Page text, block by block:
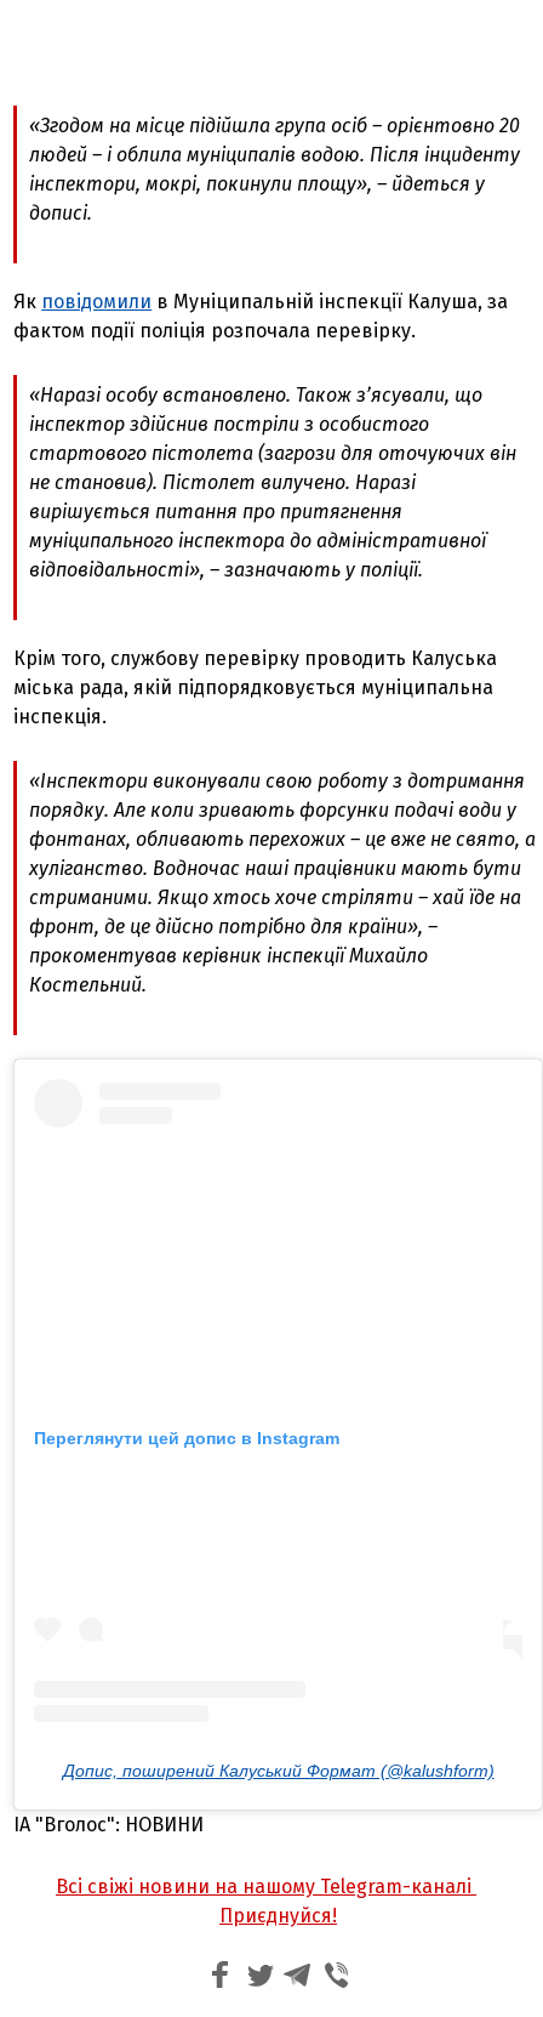
«Згодом на місце підійшла група осіб – орієнтовно 20
людей – і облила муніципалів водою. Після інциденту
інспектори, мокрі, покинули площу», – йдеться у
дописі.
Як повідомили в Муніципальній інспекції Калуша, за
фактом події поліція розпочала перевірку.
«Наразі особу встановлено. Також зʼясували, що
інспектор здійснив постріли з особистого
стартового пістолета (загрози для оточуючих він
не становив). Пістолет вилучено. Наразі
вирішується питання про притягнення
муніципального інспектора до адміністративної
відповідальності», – зазначають у поліції.
Крім того, службову перевірку проводить Калуська
міська рада, якій підпорядковується муніципальна
інспекція.
«Інспектори виконували свою роботу з дотримання
порядку. Але коли зривають форсунки подачі води у
фонтанах, обливають перехожих – це вже не свято, а
хуліганство. Водночас наші працівники мають бути
стриманими. Якщо хтось хоче стріляти – хай їде на
фронт, де це дійсно потрібно для країни», –
прокоментував керівник інспекції Михайло
Костельний.
Переглянути цей допис в Instagram
Допис, поширений Калуський Формат (@kalushform)
ІА "Вголос": НОВИНИ
Всі свіжі новини на нашому Telegram-каналі
Приєднуйся!